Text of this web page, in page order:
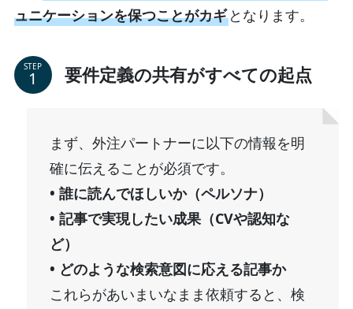
ュニケーションを保つことがカギとなります。
STEP 要件定義の共有がすべての起点
まず、外注パートナーに以下の情報を明
確に伝えることが必須です。
• 誰に読んでほしいか（ペルソナ）
• 記事で実現したい成果（CVや認知な
ど）
• どのような検索意図に応える記事か
これらがあいまいなまま依頼すると、検